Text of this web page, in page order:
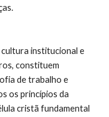
institucional e
constituem
de trabalho e
os princípios da
cristã fundamental